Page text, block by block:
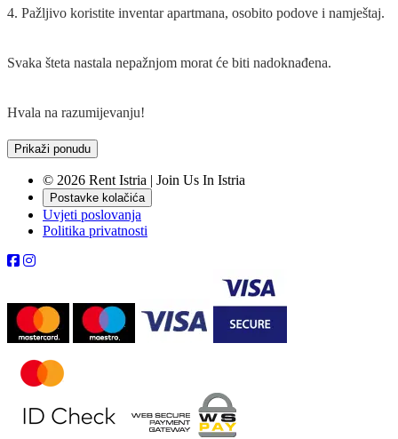
4. Pažljivo koristite inventar apartmana, osobito podove i namještaj.
Svaka šteta nastala nepažnjom morat će biti nadoknađena.
Hvala na razumijevanju!
Prikaži ponudu
© 2026 Rent Istria | Join Us In Istria
Postavke kolačića
Uvjeti poslovanja
Politika privatnosti